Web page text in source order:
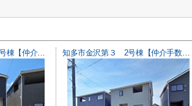
東海市加木屋町第36の3号棟【仲介手数料0円】 知多市金沢第３ 2号棟【仲介手数料0円】